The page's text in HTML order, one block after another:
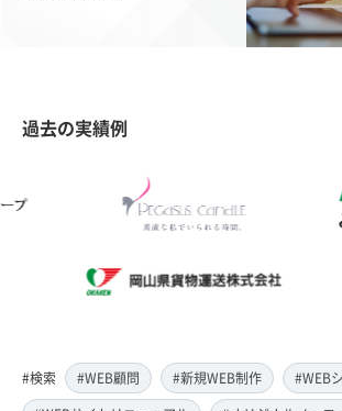
過去の実績例
#検索 #WEB顧問 #新規WEB制作
#WEB